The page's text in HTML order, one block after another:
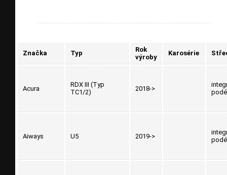
Značka Typ
Rok
výroby
Karosérie
Acura
RDX III (Typ
TC1/2)
2018->
Aiways U5 2019->